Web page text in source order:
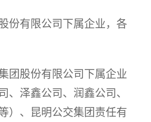
份有限公司下属企业，各
团股份有限公司下属企业
、泽鑫公司、润鑫公司、
）、昆明公交集团责任有